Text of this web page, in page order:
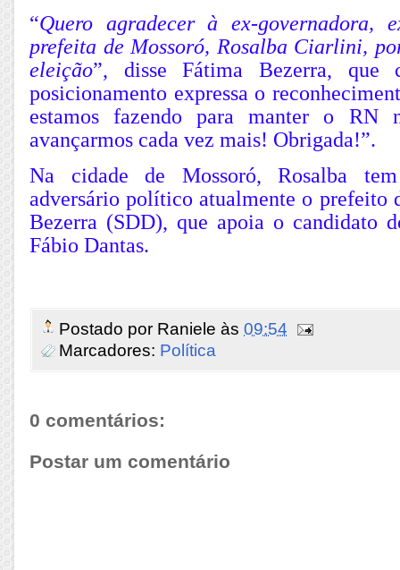
“Quero agradecer à ex-governadora,
prefeita de Mossoró, Rosalba Ciarlini,
eleição”, disse Fátima Bezerra, que
posicionamento expressa o
estamos fazendo para manter o RN
avançarmos cada vez mais! Obrigada!”.
Na cidade de Mossoró, Rosalba
adversário político atualmente o prefeito
Bezerra (SDD), que apoia o candidato
Fábio Dantas.
Postado por Raniele às 09:54
Marcadores: Política
0 comentários:
Postar um comentário